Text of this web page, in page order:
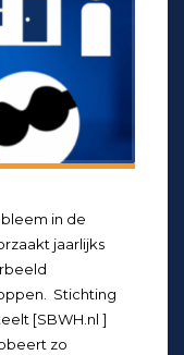
in de
jaarlijks
Stichting
[SBWH.nl ]
zo